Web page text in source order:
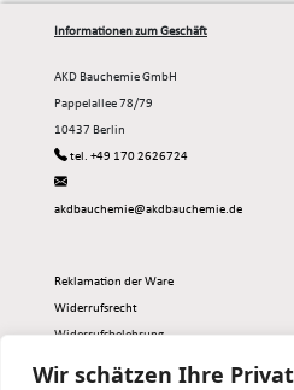
Wir schätzen Ihre
Informationen zum Geschäft
AKD Bauchemie GmbH
Pappelallee 78/79
10437 Berlin
tel. +49 170 2626724
akdbauchemie@akdbauchemie.de
Reklamation der Ware
Widerrufsrecht
Widerrufsbelehrung